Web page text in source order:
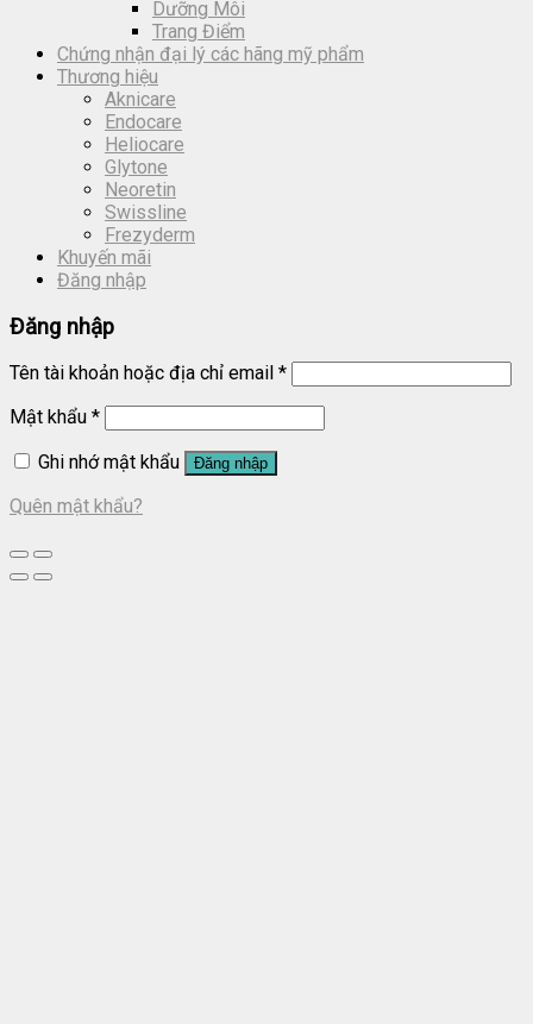
Dưỡng Môi
Trang Điểm
Chứng nhận đại lý các hãng mỹ phẩm
Thương hiệu
Aknicare
Endocare
Heliocare
Glytone
Neoretin
Swissline
Frezyderm
Khuyến mãi
Đăng nhập
Đăng nhập
Tên tài khoản hoặc địa chỉ email *
Mật khẩu *
Ghi nhớ mật khẩu
Đăng nhập
Quên mật khẩu?